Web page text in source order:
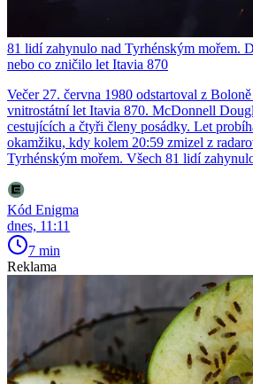
81 lidí zahynulo nad Tyrhénským mořem.
nebo co zničilo let Itavia 870
Večer 27. června 1980 odstartoval z
vnitrostátní let Itavia 870. McDonnell
cestujících a čtyři členy posádky. Let
okamžiku, kdy kolem 20:59 zmizel z
Tyrhénským mořem. Všech 81 lidí
Kód Enigma
dnes, 11:11
7 min
Reklama